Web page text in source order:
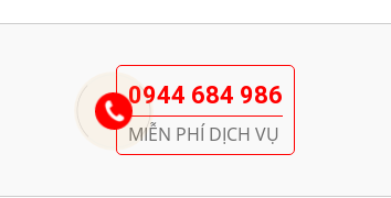
0944 684 986
MIỄN PHÍ DỊCH VỤ